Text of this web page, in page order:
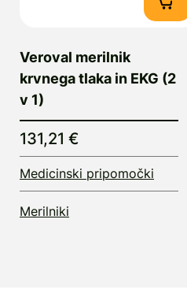
Veroval merilnik
krvnega tlaka in EKG (2
v 1)
131,21 €
Medicinski pripomočki
Merilniki